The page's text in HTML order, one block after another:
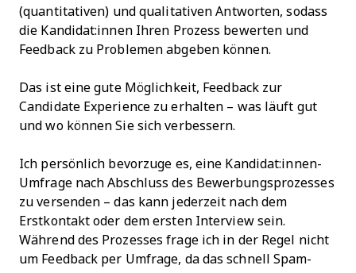
(quantitativen) und qualitativen Antworten, sodass
die Kandidat:innen Ihren Prozess bewerten und
Feedback zu Problemen abgeben können.
Das ist eine gute Möglichkeit, Feedback zur
Candidate Experience zu erhalten – was läuft gut
und wo können Sie sich verbessern.
Ich persönlich bevorzuge es, eine Kandidat:innen-
Umfrage nach Abschluss des Bewerbungsprozesses
zu versenden – das kann jederzeit nach dem
Erstkontakt oder dem ersten Interview sein.
Während des Prozesses frage ich in der Regel nicht
um Feedback per Umfrage, da das schnell Spam-